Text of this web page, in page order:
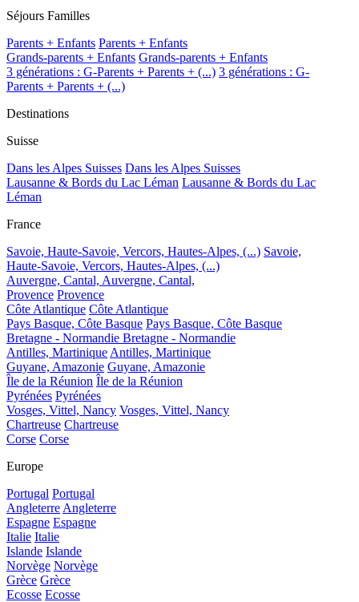
Séjours Familles
Parents + Enfants Parents + Enfants
Grands-parents + Enfants Grands-parents + Enfants
3 générations : G-Parents + Parents + (...) 3 générations : G-
Parents + Parents + (...)
Destinations
Suisse
Dans les Alpes Suisses Dans les Alpes Suisses
Lausanne & Bords du Lac Léman Lausanne & Bords du Lac
Léman
France
Savoie, Haute-Savoie, Vercors, Hautes-Alpes, (...) Savoie,
Haute-Savoie, Vercors, Hautes-Alpes, (...)
Auvergne, Cantal, Auvergne, Cantal,
Provence Provence
Côte Atlantique Côte Atlantique
Pays Basque, Côte Basque Pays Basque, Côte Basque
Bretagne - Normandie Bretagne - Normandie
Antilles, Martinique Antilles, Martinique
Guyane, Amazonie Guyane, Amazonie
Île de la Réunion Île de la Réunion
Pyrénées Pyrénées
Vosges, Vittel, Nancy Vosges, Vittel, Nancy
Chartreuse Chartreuse
Corse Corse
Europe
Portugal Portugal
Angleterre Angleterre
Espagne Espagne
Italie Italie
Islande Islande
Norvège Norvège
Grèce Grèce
Ecosse Ecosse